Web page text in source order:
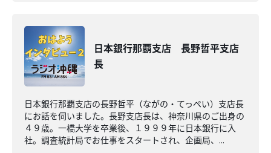
日本銀行那覇支店 長野哲平支店
長
日本銀行那覇支店の長野哲平（ながの・てっぺい）支店長
にお話を伺いました。長野支店長は、神奈川県のご出身の
４９歳。一橋大学を卒業後、１９９９年に日本銀行に入
社。調査統計局でお仕事をスタートされ、企画局、...